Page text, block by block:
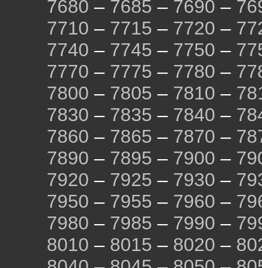
7680 – 7685 – 7690 –
7710 – 7715 – 7720 –
7740 – 7745 – 7750 –
7770 – 7775 – 7780 –
7800 – 7805 – 7810 –
7830 – 7835 – 7840 –
7860 – 7865 – 7870 –
7890 – 7895 – 7900 –
7920 – 7925 – 7930 –
7950 – 7955 – 7960 –
7980 – 7985 – 7990 –
8010 – 8015 – 8020 –